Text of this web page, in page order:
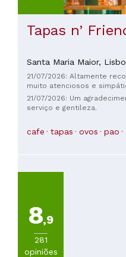
Tapas n’
Santa Maria Maior,
21/07/2026: Altamente
muito atenciosos e
bowls, hambúrgueres e
certeza voltarei! É
21/07/2026: Um
serviço e gentileza.
cafe tapas ovos pao
8,9
281
opiniões